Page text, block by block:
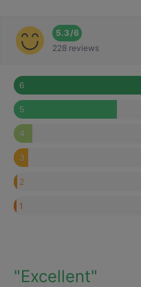
5.3/6
228 reviews
6
5
4
3
2
1
"Excellent"